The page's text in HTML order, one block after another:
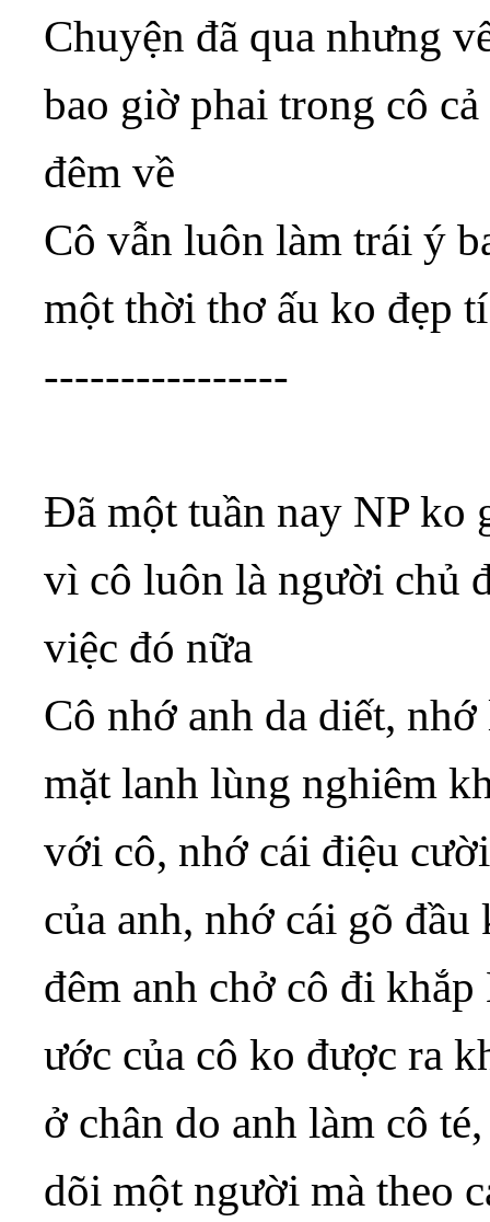
Chuyện đã qua nhưng
bao giờ phai trong cô
đêm về
Cô vẫn luôn làm trái ý
một thời thơ ấu ko đẹp
----------------
Đã một tuần nay NP ko
vì cô luôn là người chủ
việc đó nữa
Cô nhớ anh da diết,
mặt lanh lùng nghiêm
với cô, nhớ cái điệu
của anh, nhớ cái gõ
đêm anh chở cô đi
ước của cô ko được ra
ở chân do anh làm cô
dõi một người mà theo